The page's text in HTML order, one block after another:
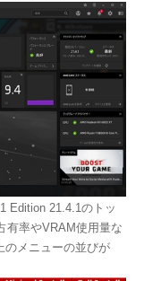
Edition 21.4.1のトッ
有率やVRAM使用量な
のメニューの並びが